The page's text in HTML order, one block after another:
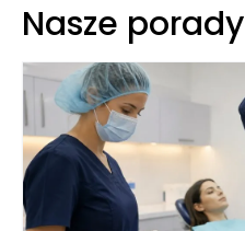
Nasze porady